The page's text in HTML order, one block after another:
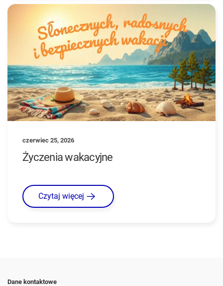
czerwiec 25, 2026
Życzenia wakacyjne
Czytaj więcej
Dane kontaktowe